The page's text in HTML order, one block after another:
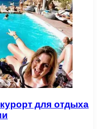
для отдыха